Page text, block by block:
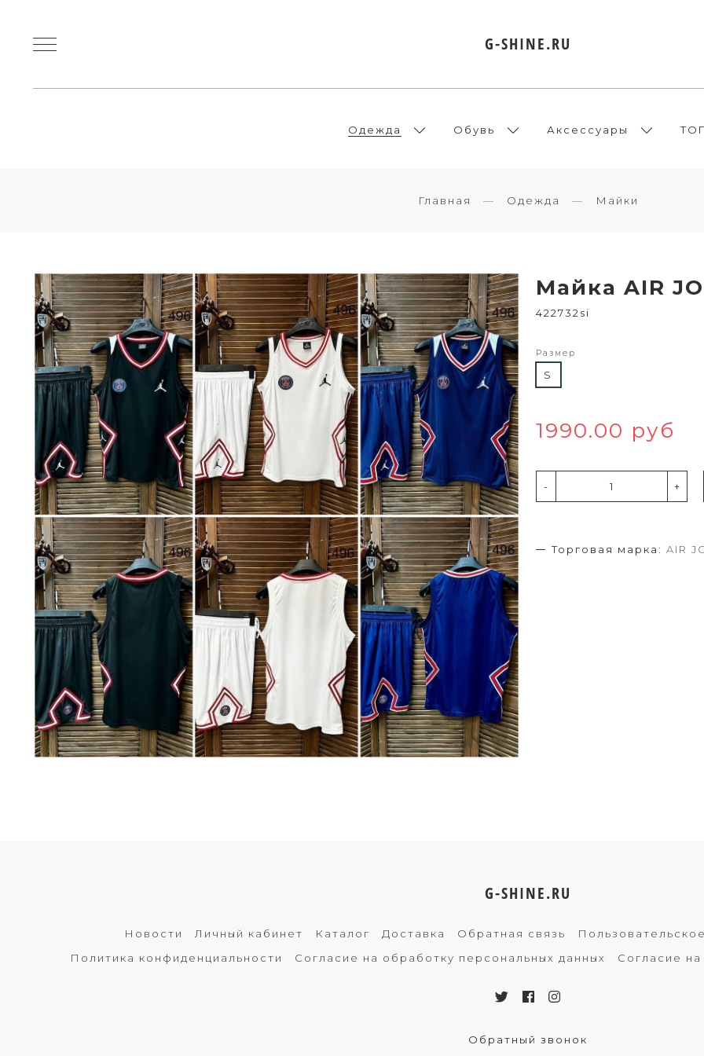
G-SHINE.RU
Одежда Обувь Аксессуары
Главная Одежда Майки
Майка AIR
422732si
Размер
S
1990.00 руб
- +
Торговая марка: AIR
G-SHINE.RU
Новости Личный кабинет Каталог Доставка Обратная связь
Политика конфиденциальности
Согласие на обработку персональных данных Согласие
Обратный звонок